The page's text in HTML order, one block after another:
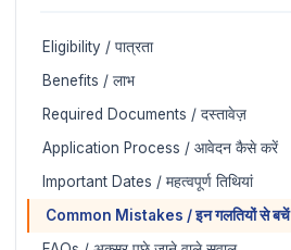
Eligibility / पात्रता
Benefits / लाभ
Required Documents / दस्तावेज़
Application Process / आवेदन कैसे करें
Important Dates / महत्वपूर्ण तिथियां
️ Common Mistakes / इन गलतियों से बचें